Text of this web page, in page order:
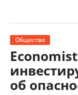
Общество
об